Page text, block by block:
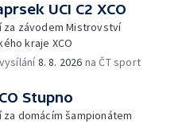
UCI C2 XCO
za závodem Mistrovství
kraje XCO
8. 8. 2026 na ČT sport
Stupno
za domácím šampionátem